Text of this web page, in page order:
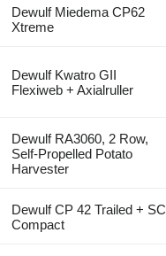
Dewulf Miedema CP62
Xtreme
Dewulf Kwatro GII
Flexiweb + Axialruller
Dewulf RA3060, 2 Row,
Self-Propelled Potato
Harvester
Dewulf CP 42 Trailed + SC
Compact